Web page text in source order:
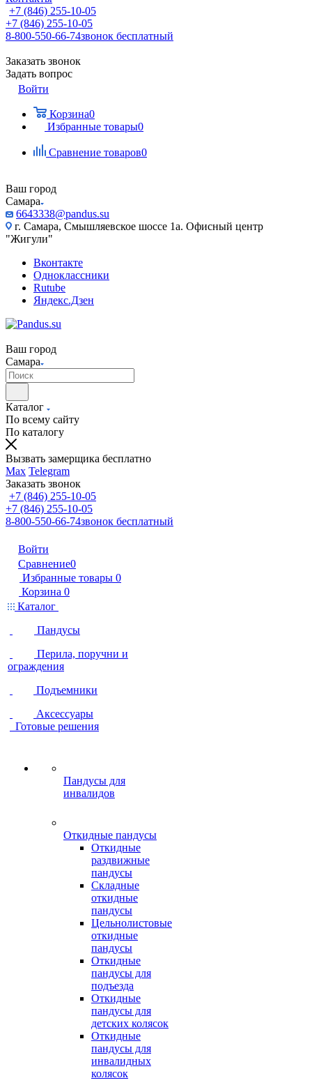
+7 (846) 255-10-05
+7 (846) 255-10-05
8-800-550-66-74звонок бесплатный
Заказать звонок
Задать вопрос
Войти
Корзина0
Избранные товары0
Сравнение товаров0
Ваш город
Самара
6643338@pandus.su
г. Самара, Смышляевское шоссе 1а. Офисный центр
"Жигули"
Вконтакте
Одноклассники
Rutube
Яндекс.Дзен
Ваш город
Самара
Каталог
По всему сайту
По каталогу
Вызвать замерщика бесплатно
Max Telegram
Заказать звонок
+7 (846) 255-10-05
+7 (846) 255-10-05
8-800-550-66-74звонок бесплатный
Войти
Сравнение0
Избранные товары 0
Корзина 0
Каталог
Пандусы
Перила, поручни и
ограждения
Подъемники
Аксессуары
Готовые решения
Пандусы для
инвалидов
Откидные пандусы
Откидные
раздвижные
пандусы
Складные
откидные
пандусы
Цельнолистовые
откидные
пандусы
Откидные
пандусы для
подъезда
Откидные
пандусы для
детских колясок
Откидные
пандусы для
инвалидных
колясок